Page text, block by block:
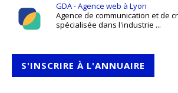
GDA - Agence web à Lyon
Agence de communication et de
spécialisée dans l'industrie ...
S'INSCRIRE À L'ANNUAIRE